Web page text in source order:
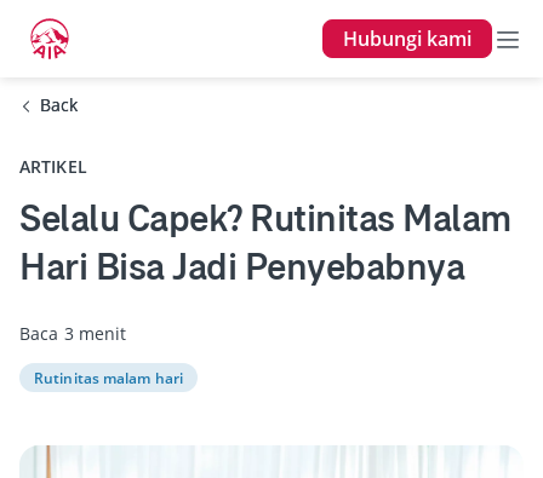
Hubungi kami
Back
Back
ARTIKEL
Selalu Capek? Rutinitas Malam
Hari Bisa Jadi Penyebabnya
Baca 3 menit
Rutinitas malam hari